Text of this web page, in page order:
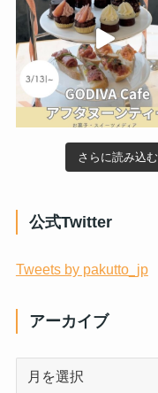
さらに読み込む
公式Twitter
Tweets by pakutto_jp
アーカイブ